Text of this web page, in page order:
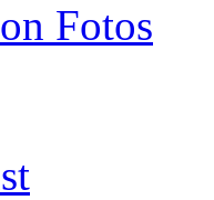
Fotos